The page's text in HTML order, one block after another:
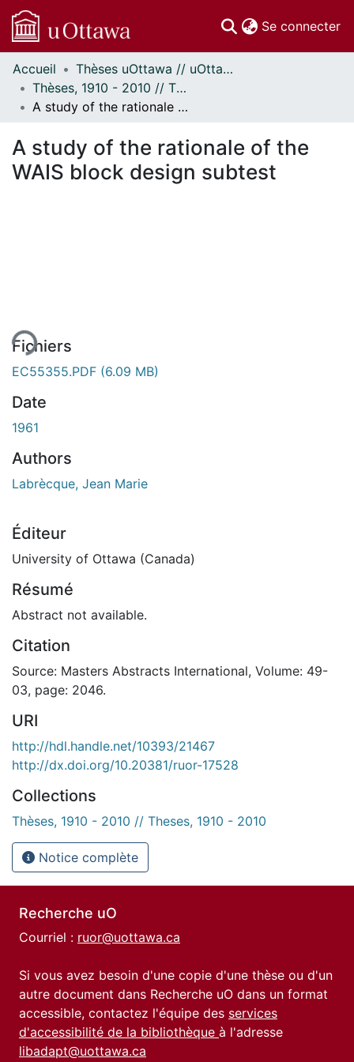
Se connecter
Communautés
et collections
Parcourir
À propos
Accueil
Thèses uOttawa // uOttawa Theses
Thèses, 1910 - 2010 // Theses, 1910 - 2010
A study of the rationale of the WAIS block design subtest
A study of the rationale of the
WAIS block design subtest
Fichiers
EC55355.PDF (6.09 MB)
Date
1961
Authors
Labrècque, Jean Marie
Éditeur
University of Ottawa (Canada)
Résumé
Abstract not available.
Citation
Source: Masters Abstracts International, Volume: 49-
03, page: 2046.
URI
http://hdl.handle.net/10393/21467
http://dx.doi.org/10.20381/ruor-17528
Collections
Thèses, 1910 - 2010 // Theses, 1910 - 2010
Notice complète
Recherche uO
Courriel : ruor@uottawa.ca
Si vous avez besoin d'une copie d'une thèse ou d'un
autre document dans Recherche uO dans un format
accessible, contactez l'équipe des services
d'accessibilité de la bibliothèque à l'adresse
libadapt@uottawa.ca